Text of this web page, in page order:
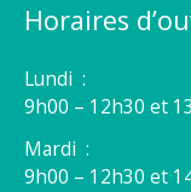
Horaires
Lundi :
9h00 – 12h30 et
Mardi :
9h00 – 12h30 et